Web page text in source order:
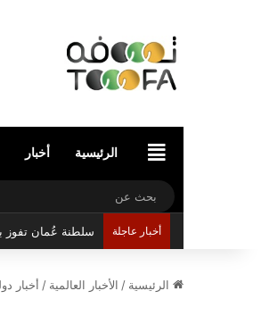
الرئيسيةالرئيسية أخبار
أخبار عاجلة سلطنة عُمان تفوز
الرئيسية / الأخبار العالمية / أخبار